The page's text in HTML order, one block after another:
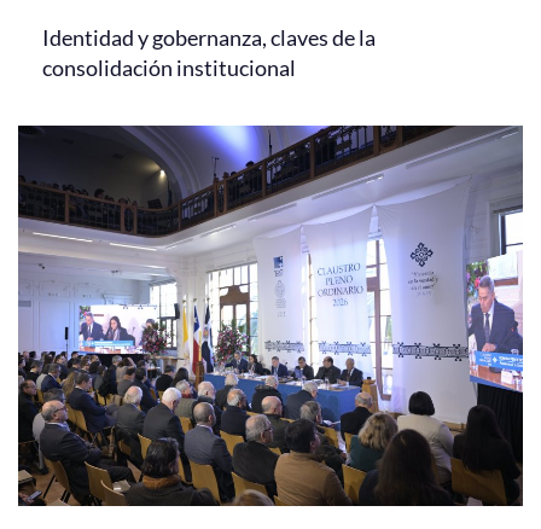
Identidad y gobernanza, claves de la
consolidación institucional